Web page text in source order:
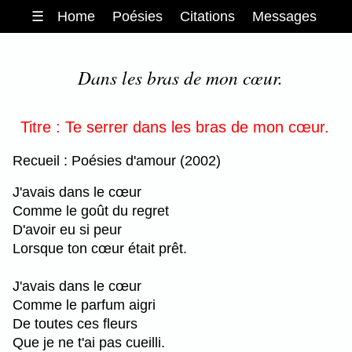
☰ Home Poésies Citations Messages
Dans les bras de mon cœur.
Titre : Te serrer dans les bras de mon cœur.
Recueil : Poésies d'amour (2002)
J'avais dans le cœur
Comme le goût du regret
D'avoir eu si peur
Lorsque ton cœur était prêt.
J'avais dans le cœur
Comme le parfum aigri
De toutes ces fleurs
Que je ne t'ai pas cueilli.